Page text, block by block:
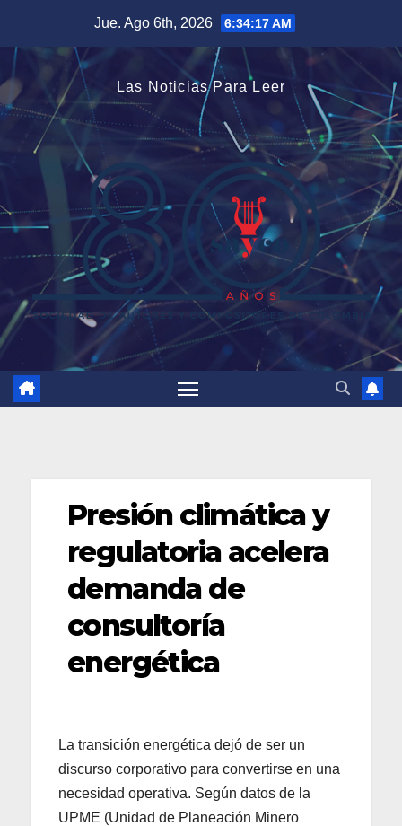
contenido
Jue. Ago 6th, 2026 6:34:18 AM
Las Noticias Para Leer
Presión climática y
regulatoria acelera
demanda de
consultoría
energética
La transición energética dejó de ser un
discurso corporativo para convertirse en una
necesidad operativa. Según datos de la
UPME (Unidad de Planeación Minero